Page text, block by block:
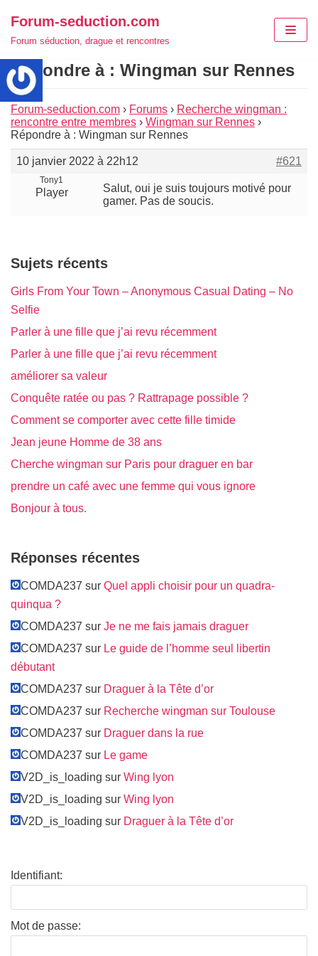
Aller
au
Forum-seduction.com
Forum séduction, drague et rencontres
Répondre à : Wingman sur Rennes
Forum-seduction.com › Forums › Recherche wingman :
rencontre entre membres › Wingman sur Rennes ›
Répondre à : Wingman sur Rennes
10 janvier 2022 à 22h12 #621
Tony1
Player
Salut, oui je suis toujours motivé pour
gamer. Pas de soucis.
Sujets récents
Girls From Your Town – Anonymous Casual Dating – No
Selfie
Parler à une fille que j’ai revu récemment
Parler à une fille que j’ai revu récemment
améliorer sa valeur
Conquête ratée ou pas ? Rattrapage possible ?
Comment se comporter avec cette fille timide
Jean jeune Homme de 38 ans
Cherche wingman sur Paris pour draguer en bar
prendre un café avec une femme qui vous ignore
Bonjour à tous.
Réponses récentes
COMDA237 sur Quel appli choisir pour un quadra-
quinqua ?
COMDA237 sur Je ne me fais jamais draguer
COMDA237 sur Le guide de l’homme seul libertin
débutant
COMDA237 sur Draguer à la Tête d’or
COMDA237 sur Recherche wingman sur Toulouse
COMDA237 sur Draguer dans la rue
COMDA237 sur Le game
V2D_is_loading sur Wing lyon
V2D_is_loading sur Wing lyon
V2D_is_loading sur Draguer à la Tête d’or
Identifiant:
Mot de passe: